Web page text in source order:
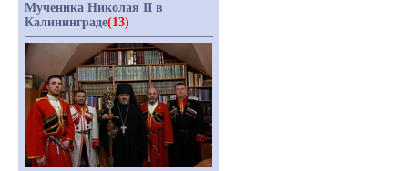
Мученика Николая II в
Калининграде(13)